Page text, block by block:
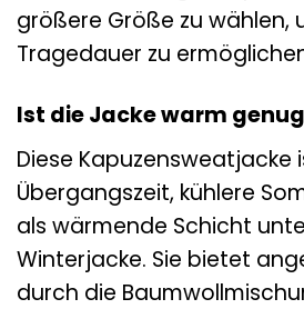
größere Größe zu wählen,
Tragedauer zu
Ist die Jacke warm
Diese Kapuzensweatjacke
Übergangszeit, kühlere
als wärmende Schicht
Winterjacke. Sie bietet
durch die